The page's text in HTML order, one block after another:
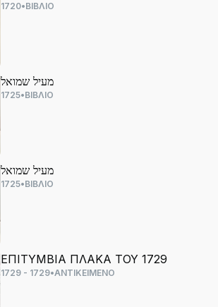
1720•ΒΙΒΛΙΟ
מעיל שמואל
1725•ΒΙΒΛΙΟ
מעיל שמואל
1725•ΒΙΒΛΙΟ
ΕΠΙΤΥΜΒΙΑ ΠΛΑΚΑ ΤΟΥ 1729
1729 - 1729•ΑΝΤΙΚΕΙΜΕΝΟ